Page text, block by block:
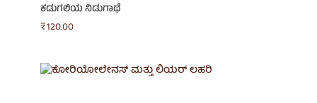
ಕಡುಗಲಿಯ ನಿಡುಗಾಥೆ
₹120.00